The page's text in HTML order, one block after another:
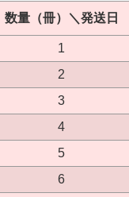
数量（冊）＼発送日
1
2
3
4
5
6